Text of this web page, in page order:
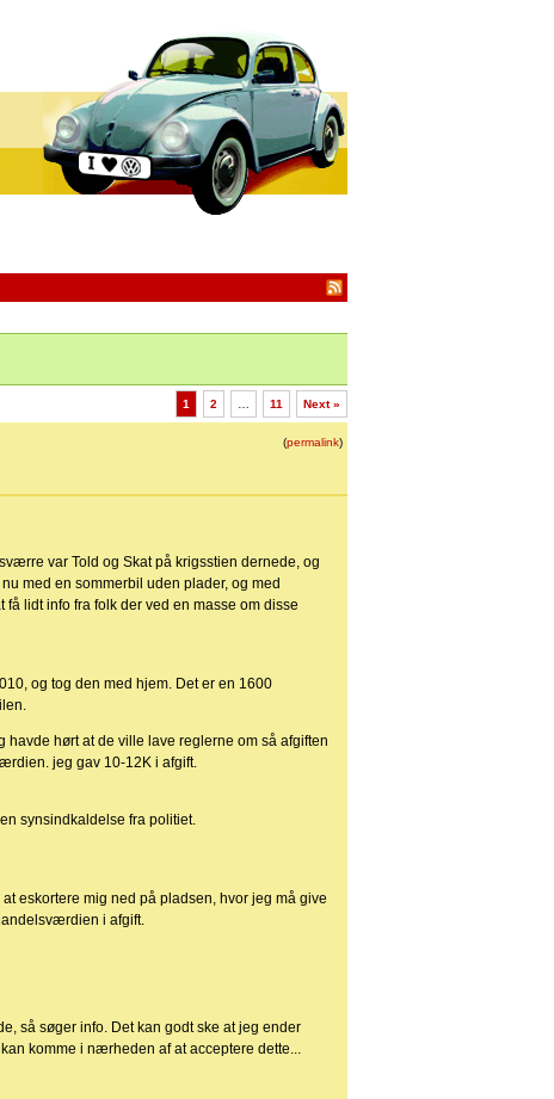
1 2 … 11 Next »
(permalink)
var Told og Skat på krigsstien dernede, og
med en sommerbil uden plader, og med
lidt info fra folk der ved en masse om disse
og tog den med hjem. Det er en 1600
hørt at de ville lave reglerne om så afgiften
jeg gav 10-12K i afgift.
synsindkaldelse fra politiet.
eskortere mig ned på pladsen, hvor jeg må give
i afgift.
så søger info. Det kan godt ske at jeg ender
komme i nærheden af at acceptere dette...